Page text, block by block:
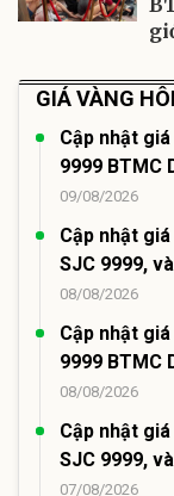
GIÁ VÀNG
Cập nhật
9999 BTMC
09/08/2026
Cập nhật
SJC 9999,
08/08/2026
Cập nhật
9999 BTMC
08/08/2026
Cập nhật
SJC 9999,
07/08/2026